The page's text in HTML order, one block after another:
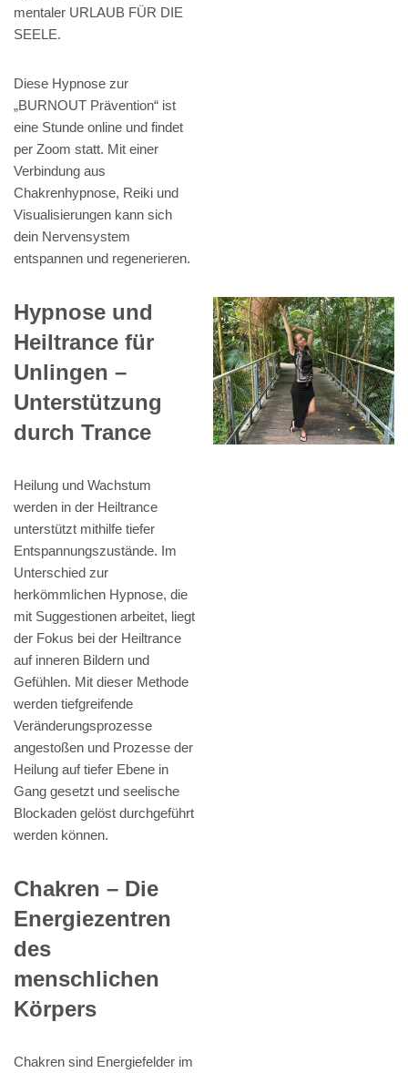
mentaler URLAUB FÜR DIE
SEELE.
Diese Hypnose zur
„BURNOUT Prävention“ ist
eine Stunde online und findet
per Zoom statt. Mit einer
Verbindung aus
Chakrenhypnose, Reiki und
Visualisierungen kann sich
dein Nervensystem
entspannen und regenerieren.
Hypnose und
Heiltrance für
Unlingen –
Unterstützung
durch Trance
Heilung und Wachstum
werden in der Heiltrance
unterstützt mithilfe tiefer
Entspannungszustände. Im
Unterschied zur
herkömmlichen Hypnose, die
mit Suggestionen arbeitet, liegt
der Fokus bei der Heiltrance
auf inneren Bildern und
Gefühlen. Mit dieser Methode
werden tiefgreifende
Veränderungsprozesse
angestoßen und Prozesse der
Heilung auf tiefer Ebene in
Gang gesetzt und seelische
Blockaden gelöst durchgeführt
werden können.
Chakren – Die
Energiezentren
des
menschlichen
Körpers
Chakren sind Energiefelder im